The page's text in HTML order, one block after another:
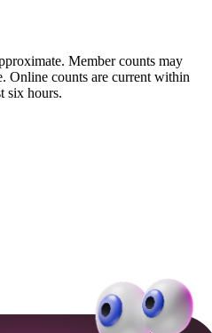
Member counts may
Online counts are current within
six hours.